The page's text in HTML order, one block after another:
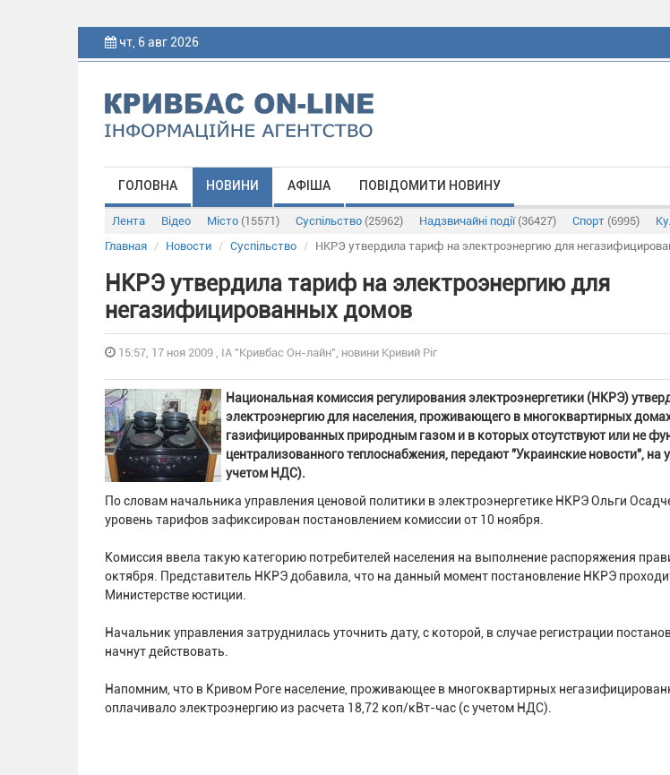
чт, 6 авг 2026
ГОЛОВНА НОВИНИ АФІША ПОВІДОМИТИ НОВИНУ
Лента Відео Місто (15571) Суспільство (25962) Надзвичайні події (36427) Спорт (6995)
Главная
Новости Суспільство НКРЭ утвердила тариф на электроэнергию для
НКРЭ утвердила тариф на электроэнергию для
негазифицированных домов
15:57, 17 ноя 2009 , ІА "Кривбас Он-лайн", новини Кривий Ріг
Национальная комиссия регулирования электроэнергетики (НКРЭ)
электроэнергию для населения, проживающего в многоквартирных
газифицированных природным газом и в которых отсутствуют или не
централизованного теплоснабжения, передают "Украинские новости", на
учетом НДС).
По словам начальника управления ценовой политики в электроэнергетике НКРЭ Ольги
уровень тарифов зафиксирован постановлением комиссии от 10 ноября.
Комиссия ввела такую категорию потребителей населения на выполнение распоряжения
октября. Представитель НКРЭ добавила, что на данный момент постановление НКРЭ
Министерстве юстиции.
Начальник управления затруднилась уточнить дату, с которой, в случае регистрации
начнут действовать.
Напомним, что в Кривом Роге население, проживающее в многоквартирных
оплачивало электроэнергию из расчета 18,72 коп/кВт-час (с учетом НДС).